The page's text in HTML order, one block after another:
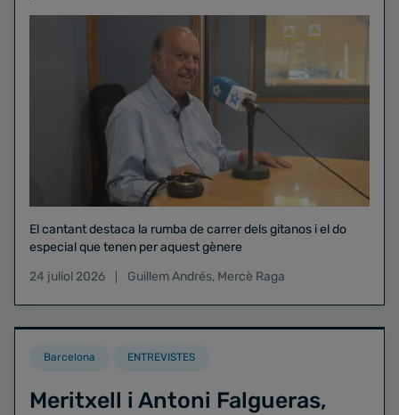
El cantant destaca la rumba de carrer dels gitanos i el do
especial que tenen per aquest gènere
24 juliol 2026
Guillem Andrés, Mercè Raga
Barcelona ENTREVISTES
Meritxell i Antoni Falgueras,